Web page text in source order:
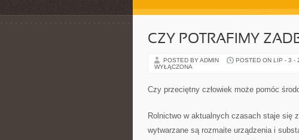
CZY POTRAFIMY
POSTED BY ADMIN POSTED ON LIP - 3 -
WYŁĄCZONA
Czy przeciętny człowiek może pomóc
Rolnictwo w aktualnych czasach staje się
wytwarzane są rozmaite urządzenia i